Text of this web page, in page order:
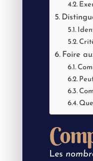
Foire
Les